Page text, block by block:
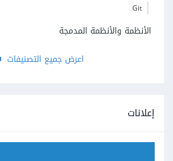
Git
الأنظمة والأنظمة المدمجة
اعرض جميع التصنيفات
إعلانات